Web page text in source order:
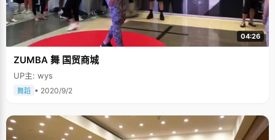
04:26
ZUMBA 舞 国贸商城
UP主: wys
舞蹈 • 2020/9/2